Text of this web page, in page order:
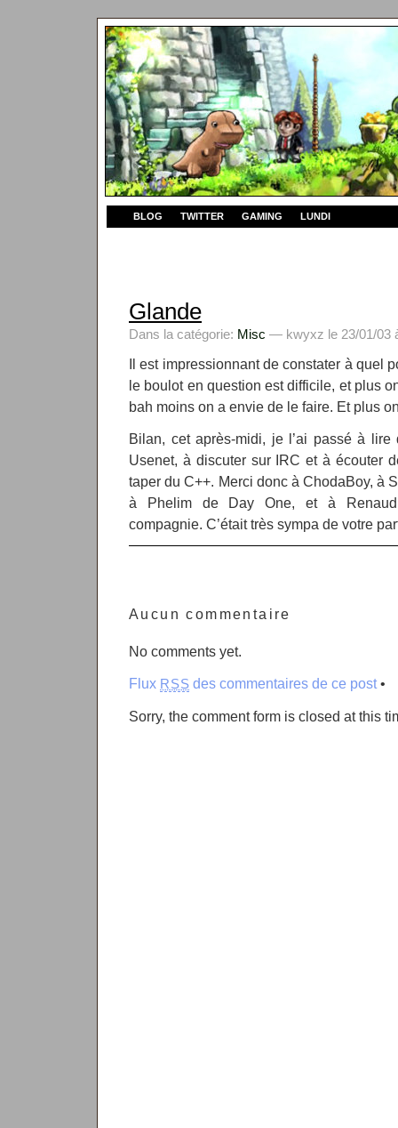
BLOG TWITTER GAMING LUNDI
Glande
Dans la catégorie: Misc — kwyxz le 23/01/03
Il est impressionnant de constater à quel
le boulot en question est difficile, et plus
bah moins on a envie de le faire. Et plus
Bilan, cet après-midi, je l’ai passé à
Usenet, à discuter sur IRC et à écouter
taper du C++. Merci donc à ChodaBoy, à
à Phelim de Day One, et à Renaud
compagnie. C’était très sympa de votre
Aucun commentaire
No comments yet.
Flux RSS des commentaires de ce post•
Sorry, the comment form is closed at this